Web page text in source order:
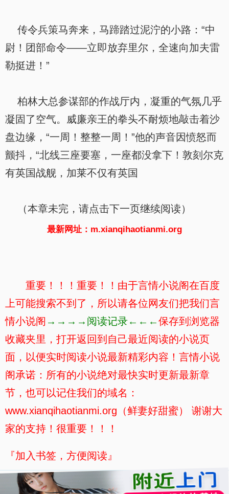
传令兵策马奔来，马蹄踏过泥泞的小路：“中
尉！团部命令——立即放弃里尔，全速向加夫雷
勒挺进！”
柏林大总参谋部的作战厅内，凝重的气氛几乎
凝固了空气。威廉亲王的拳头不耐烦地敲击着沙
盘边缘，“一周！整整一周！”他的声音因愤怒而
颤抖，“北线三座要塞，一座都没拿下！敦刻尔克
有英国战舰，加莱不仅有英国
（本章未完，请点击下一页继续阅读）
最新网址：m.xianqihaotianmi.org
重要！！！重要！！由于言情小说阁在百度
上可能搜索不到了，所以请各位网友们把我们言
情小说阁 →→→→阅读记录←←←保存到浏览器
收藏夹里，打开返回到自己最近阅读的小说页
面，以便实时阅读小说最新精彩内容！言情小说
阁承诺：所有的小说绝对最快实时更新最新章
节，也可以记住我们的域名：
www.xianqihaotianmi.org（鲜妻好甜蜜） 谢谢大
家的支持！很重要！！！
『加入书签，方便阅读』